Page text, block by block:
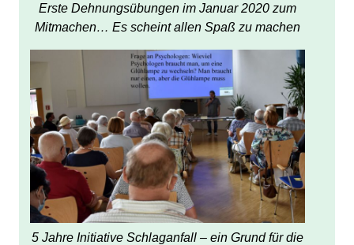
Erste Dehnungsübungen im Januar 2020 zum
Mitmachen… Es scheint allen Spaß zu machen
5 Jahre Initiative Schlaganfall – ein Grund für die